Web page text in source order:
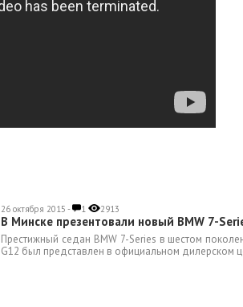
26 октября 2015 - 1 2913
В Минске презентовали новый BMW 7-
Престижный седан BMW 7-Series в шестом
G12 был представлен в официальном дилерском